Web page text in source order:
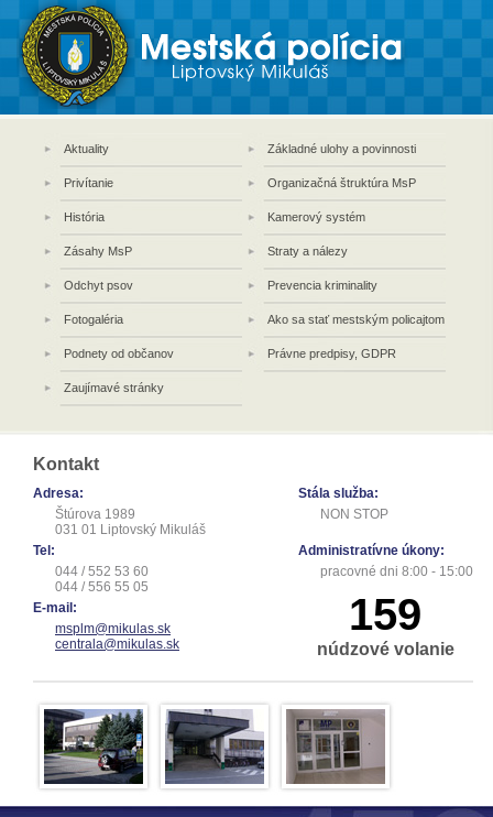
Aktuality Základné ulohy a povinnosti
Privítanie Organizačná štruktúra MsP
História Kamerový systém
Zásahy MsP Straty a nálezy
Odchyt psov Prevencia kriminality
Fotogaléria Ako sa stať mestským policajtom
Podnety od občanov Právne predpisy, GDPR
Zaujímavé stránky
Stála služba:
NON STOP
Administratívne úkony:
pracovné dni 8:00 - 15:00
159
núdzové volanie
Kontakt
Adresa:
Štúrova 1989
031 01 Liptovský Mikuláš
Tel:
044 / 552 53 60
044 / 556 55 05
E-mail:
msplm@mikulas.sk
centrala@mikulas.sk